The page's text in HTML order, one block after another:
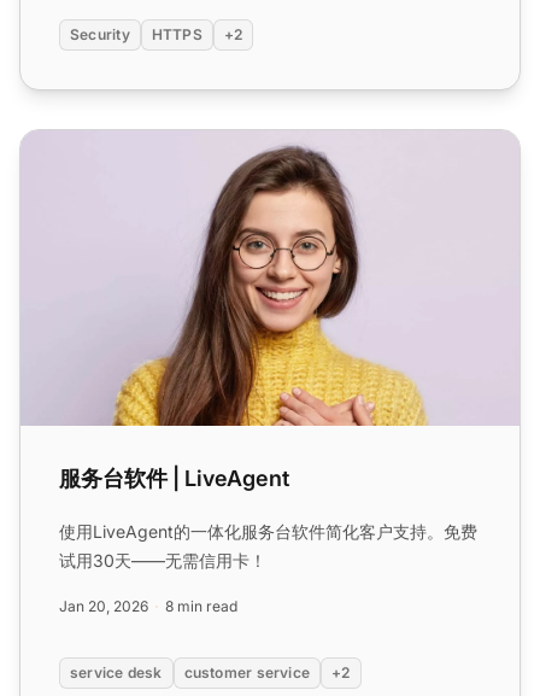
Security HTTPS +2
服务台软件 | LiveAgent
服务台软件 | LiveAgent
使用LiveAgent的一体化服务台软件简化客户支持。免费
试用30天——无需信用卡！
Jan 20, 2026 8 min read
service desk customer service +2